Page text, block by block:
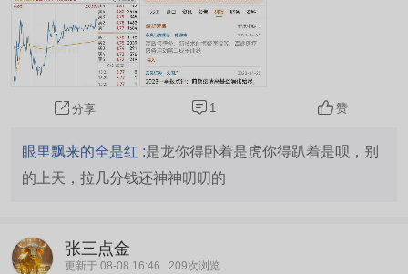
分享 1 赞
眼里飘来的全是红 :是龙你得卧着是虎你得趴着是呗，别
的上天，拉几分钱还神神叨叨的
张三点金
更新于 08-08 16:46 209次浏览